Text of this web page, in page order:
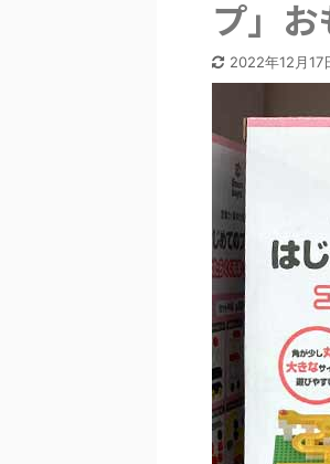
プ」
2022年12月17